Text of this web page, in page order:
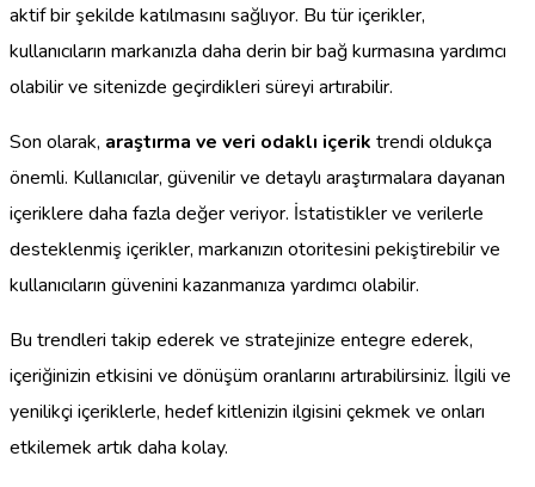
aktif bir şekilde katılmasını sağlıyor. Bu tür içerikler,
kullanıcıların markanızla daha derin bir bağ kurmasına yardımcı
olabilir ve sitenizde geçirdikleri süreyi artırabilir.
Son olarak, araştırma ve veri odaklı içerik trendi oldukça
önemli. Kullanıcılar, güvenilir ve detaylı araştırmalara dayanan
içeriklere daha fazla değer veriyor. İstatistikler ve verilerle
desteklenmiş içerikler, markanızın otoritesini pekiştirebilir ve
kullanıcıların güvenini kazanmanıza yardımcı olabilir.
Bu trendleri takip ederek ve stratejinize entegre ederek,
içeriğinizin etkisini ve dönüşüm oranlarını artırabilirsiniz. İlgili ve
yenilikçi içeriklerle, hedef kitlenizin ilgisini çekmek ve onları
etkilemek artık daha kolay.